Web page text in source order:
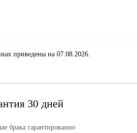
приведены на 07.08.2026.
30 дней
брака гарантированно